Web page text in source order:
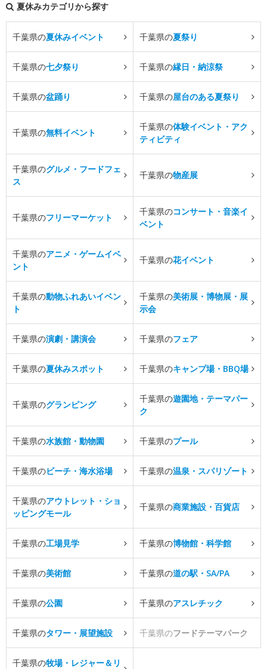
夏休みカテゴリから探す
千葉県の夏休みイベント 千葉県の夏祭り
千葉県の七夕祭り 千葉県の縁日・納涼祭
千葉県の盆踊り 千葉県の屋台のある夏祭り
千葉県の無料イベント
千葉県の体験イベント・アク
ティビティ
千葉県のグルメ・フードフェ
ス
千葉県の物産展
千葉県のフリーマーケット
千葉県のコンサート・音楽イ
ベント
千葉県のアニメ・ゲームイベ
ント
千葉県の花イベント
千葉県の動物ふれあいイベン
ト
千葉県の美術展・博物展・展
示会
千葉県の演劇・講演会 千葉県のフェア
千葉県の夏休みスポット 千葉県のキャンプ場・BBQ場
千葉県のグランピング
千葉県の遊園地・テーマパー
ク
千葉県の水族館・動物園 千葉県のプール
千葉県のビーチ・海水浴場 千葉県の温泉・スパリゾート
千葉県のアウトレット・ショ
ッピングモール
千葉県の商業施設・百貨店
千葉県の工場見学 千葉県の博物館・科学館
千葉県の美術館 千葉県の道の駅・SA/PA
千葉県の公園 千葉県のアスレチック
千葉県のタワー・展望施設 千葉県のフードテーマパーク
千葉県の牧場・レジャー＆リ